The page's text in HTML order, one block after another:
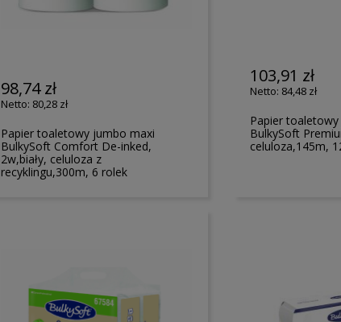
98,74 zł
80,28 zł
Papier toaletowy jumbo maxi
BulkySoft Comfort De-inked,
2w,biały, celuloza z
recyklingu,300m, 6 rolek
103,91 zł
84,48 zł
Papier
BulkySoft
celuloza,145m,